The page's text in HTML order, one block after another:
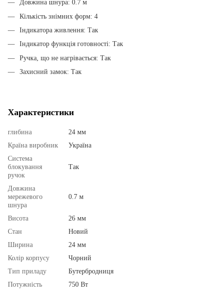
Довжина шнура: 0.7 м
Кількість знімних форм: 4
Індикатора живлення: Так
Індикатор функція готовності: Так
Ручка, що не нагрівається: Так
Захисний замок: Так
Характеристики
глибина
24 мм
Країна виробник
Україна
Система
блокування
ручок
Так
Довжина
мережевого
шнура
0.7 м
Висота
26 мм
Стан
Новий
Ширина
24 мм
Колір корпусу
Чорний
Тип приладу
Бутербродниця
Потужність
750 Вт